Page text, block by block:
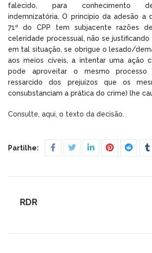
falecido, para conhecimento
indemnizatória. O princípio da adesão a
71º do CPP tem subjacente razões
celeridade processual, não se
em tal situação, se obrigue o lesado/
aos meios cíveis, a intentar uma ação
pode aproveitar o mesmo processo
ressarcido dos prejuízos que os
consubstanciam a prática do crime) lhe
Consulte, aqui, o texto da decisão.
Partilhe:
RDR